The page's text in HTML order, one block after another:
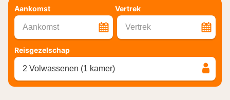
Aankomst Vertrek
Aankomst Vertrek
Reisgezelschap
2 Volwassenen (1 kamer)